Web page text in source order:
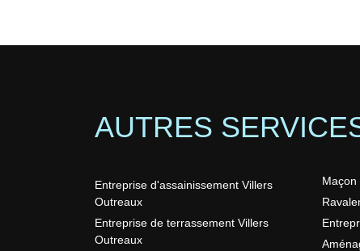
AUTRES
Entreprise d'assainissement Villers
Outreaux
Entreprise de terrassement Villers
Outreaux
Maçon